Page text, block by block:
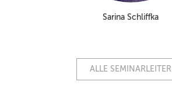
Sarina Schliffka
ALLE SEMINARLEITER